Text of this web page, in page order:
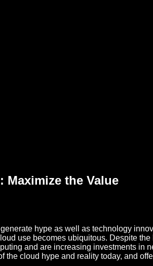
Maximize the Value
hype as well as technology
use becomes ubiquitous. Despite
and are increasing investments
cloud hype and reality today, and